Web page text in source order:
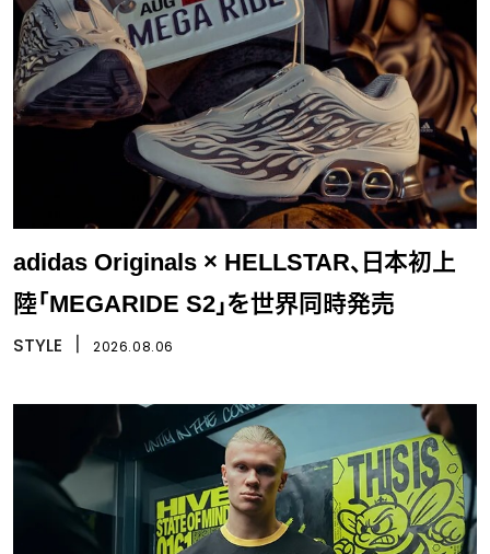
adidas Originals × HELLSTAR、日本初上
陸「MEGARIDE S2」を世界同時発売
STYLE 2026.08.06